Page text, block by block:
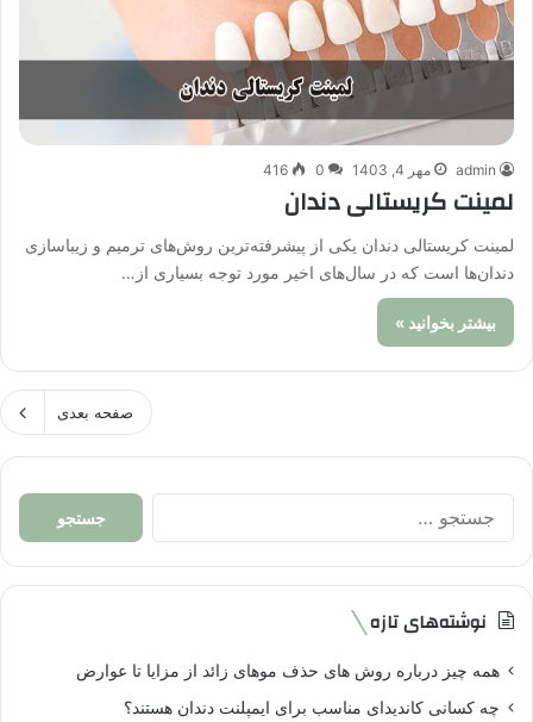
admin مهر 4, 1403 0
416
لمینت کریستالی دندان
لمینت کریستالی دندان یکی از پیشرفته‌ترین روش‌های ترمیم و زیباسازی
دندان‌ها است که در سال‌های اخیر مورد توجه بسیاری از…
بیشتر بخوانید »
صفحه بعدی
جستجو
برای:
نوشته‌های تازه
همه چیز درباره روش های حذف موهای زائد از مزایا تا عوارض
چه کسانی کاندیدای مناسب برای ایمپلنت دندان هستند؟